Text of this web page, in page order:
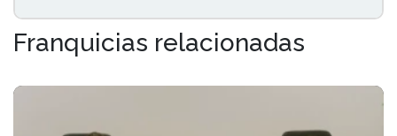
Franquicias relacionadas